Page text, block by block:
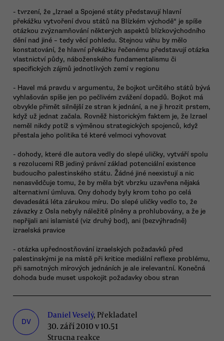
- tvrzení, že „Izrael a Spojené státy představují hlavní
překážku vytvoření dvou států na Blízkém východě“ je spíše
otázkou zvýznamňování některých aspektů blízkovýchodního
dění nad jiné – tedy věcí pohledu. Stejnou váhu by mělo
konstatování, že hlavní překážku řečenému představují otázka
vlastnictví půdy, náboženského fundamentalismu či
specifických zájmů jednotlivých zemí v regionu
- Havel má pravdu v argumentu, že bojkot určitého států bývá
vyhlašován spíše jen po pečlivém zvážení dopadů. Bojkot má
obvykle přimět silnější ze stran k jednání, a ne ji hrozit prstem,
když už jednat začala. Rovněž historickým faktem je, že Izrael
neměl nikdy potíž s výměnou strategických spojenců, když
přestala jeho politika té které velmoci vyhovovat
- dohody, které dle autora vedly do slepé uličky, vytváří spolu
s rezolucemi RB jediný právní základ potenciální existence
budoucího palestinského státu. Žádné jiné neexistují a nic
nenasvědčuje tomu, že by měla být vbrzku uzavřena nějaká
alternativní úmluva. Ony dohody byly krom toho po celá
devadesátá léta zárukou míru. Do slepé uličky vedlo to, že
závazky z Osla nebyly náležitě plněny a prohlubovány, a že je
nepřijali ani islamisté (viz druhý bod), ani (bezvýhradně)
izraelská pravice
- otázka upřednostňování izraelských požadavků před
palestinskými je na místě při kritice mediální reflexe problému,
při samotných mírových jednáních je ale irelevantní. Konečná
dohoda bude muset uspokojit požadavky obou stran
DV
Daniel Veselý, Překladatel
30. září 2010 v 10.51
Strucna reakce